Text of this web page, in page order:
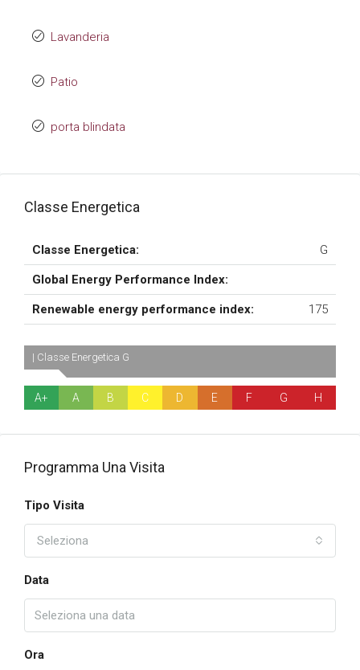
Lavanderia
Patio
porta blindata
Classe Energetica
Classe Energetica: G
Global Energy Performance Index:
Renewable energy performance index: 175
A+ A B C D E F
| Classe Energetica G
G H
Programma Una Visita
Tipo Visita
Seleziona
Data
Ora